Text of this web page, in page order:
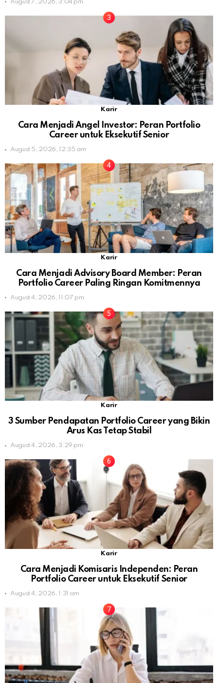
August 7, 2026, 3:04 pm
Karir
Cara Menjadi Angel Investor: Peran Portfolio
Career untuk Eksekutif Senior
August 5, 2026, 12:35 am
Karir
Cara Menjadi Advisory Board Member: Peran
Portfolio Career Paling Ringan Komitmennya
August 4, 2026, 11:07 pm
Karir
3 Sumber Pendapatan Portfolio Career yang Bikin
Arus Kas Tetap Stabil
August 4, 2026, 3:29 pm
Karir
Cara Menjadi Komisaris Independen: Peran
Portfolio Career untuk Eksekutif Senior
August 4, 2026, 1:31 am